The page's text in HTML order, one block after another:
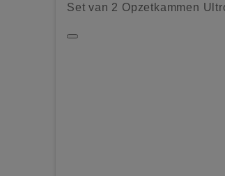
Set van 2 Opzetkammen